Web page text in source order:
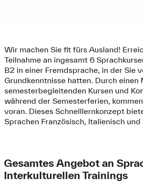
Wir machen Sie fit fürs Ausland!
Teilnahme an ingesamt 6
B2 in einer Fremdsprache, in der Sie
Grundkenntnisse hatten. Durch einen
semesterbegleitenden Kursen und
während der Semesterferien,
voran. Dieses Schnelllernkonzept
Sprachen Französisch, Italienisch und
Gesamtes Angebot an
Interkulturellen Trainings